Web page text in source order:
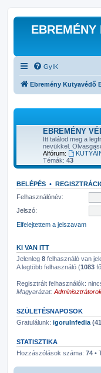
EBREMÉNY
GyIK
Ebremény Kutyavédő
EBREMÉNY
Itt találod meg a
nevükkel.
Alfórum:
Témák: 43
BELÉPÉS •
Felhasználónév:
Jelszó:
Elfelejtettem a jelszavam
KI VAN ITT
Jelenleg 8 felhasználó van
A legtöbb felhasználó (1083
Regisztrált felhasználók:
Magyarázat:
SZÜLETÉSNAPOSOK
Gratulálunk: igoruInfedia
STATISZTIKA
Hozzászólások száma: 74 •